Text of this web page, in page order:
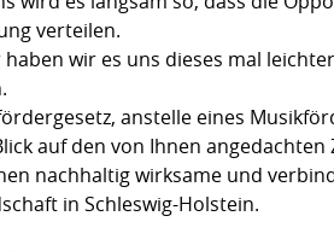
verteilen.
wir es uns dieses mal
anstelle eines
auf den von Ihnen
nachhaltig wirksame und
in Schleswig-Holstein.